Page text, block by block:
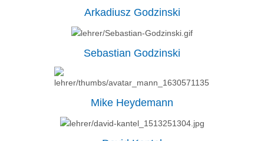
Arkadiusz Godzinski
Sebastian Godzinski
Mike Heydemann